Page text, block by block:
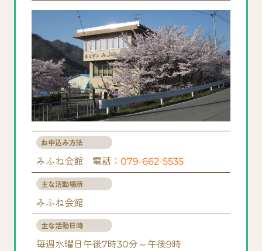
お申込み方法
みふね会館 電話：079-662-5535
主な活動場所
みふね会館
主な活動日時
毎週水曜日午後7時30分～午後9時